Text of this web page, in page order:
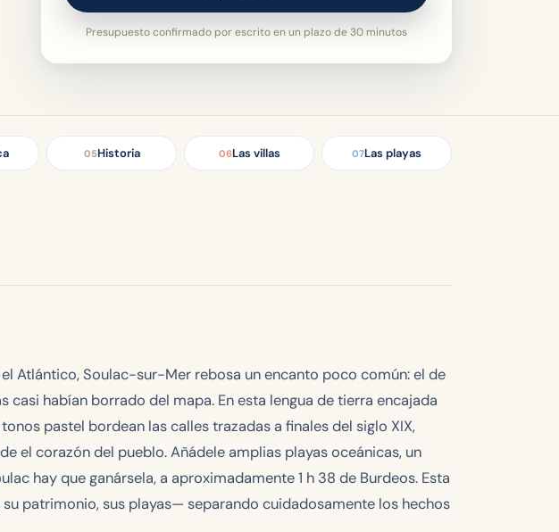
Presupuesto confirmado por escrito en un plazo de 30 minutos
05Historia 06Las villas 07Las playas
Atlántico, Soulac-sur-Mer rebosa un encanto poco común: el de
habían borrado del mapa. En esta lengua de tierra encajada
pastel bordean las calles trazadas a finales del siglo XIX,
el corazón del pueblo. Añádele amplias playas oceánicas, un
hay que ganársela, a aproximadamente 1 h 38 de Burdeos. Esta
patrimonio, sus playas— separando cuidadosamente los hechos